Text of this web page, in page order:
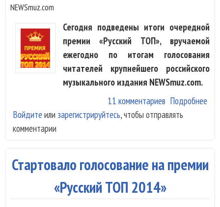
NEWSmuz.com
Сегодня подведены итоги очередной
премии «Русский ТОП», вручаемой
ежегодно по итогам голосования
читателей крупнейшего российского
музыкального издания NEWSmuz.com.
Подробнее
11 комментариев
Войдите или зарегистрируйтесь, чтобы отправлять
комментарии
Стартовало голосование на премии
«Русский ТОП 2014»